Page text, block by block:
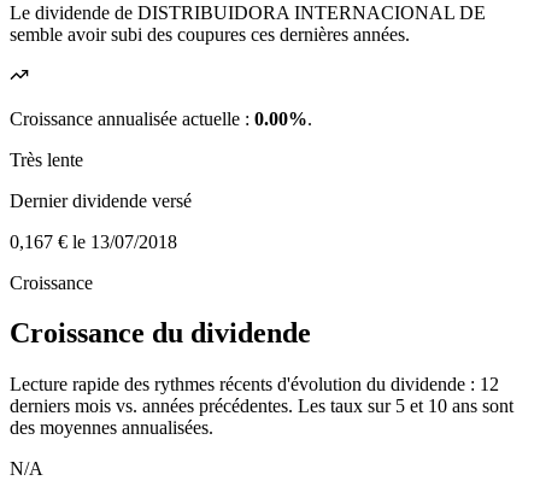
Le dividende de DISTRIBUIDORA INTERNACIONAL DE
semble avoir subi des coupures ces dernières années.
Croissance annualisée actuelle : 0.00%.
Très lente
Dernier dividende versé
0,167 € le 13/07/2018
Croissance
Croissance du dividende
Lecture rapide des rythmes récents d'évolution du dividende : 12
derniers mois vs. années précédentes. Les taux sur 5 et 10 ans sont
des moyennes annualisées.
N/A